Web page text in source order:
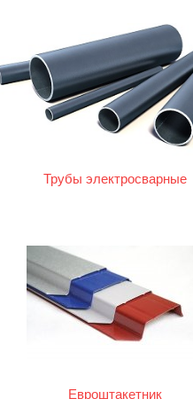
Трубы электросварные
Евроштакетник